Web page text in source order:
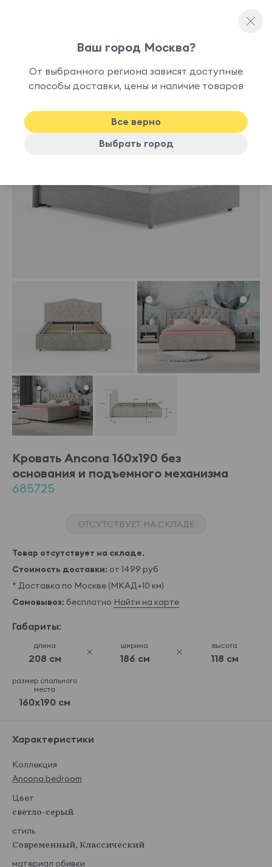
наличии
Кровать Ancona 160x190 без
основания и подъемного механизма
685725
ОТСУТСТВУЕТ НА СКЛАДЕ
Товар отсутствует на складе.
Стоимость доставки: от 1499 руб
* Доставка по Москве (МКАД+10 км)
Самовывоз: бесплатно Найти на карте
Габариты:
длина
208 см
ширина
186 см
высота
118 см
размер спального
места
160x190 см
Характеристики
Коллекция
Ancona bedroom
Цвет
светло-серый
стиль
Современный, Классический
материал обивки
Ваш город Москва?
От выбранного региона зависят доступные
способы доставки, цены и наличие товаров
Все верно
Выбрать город